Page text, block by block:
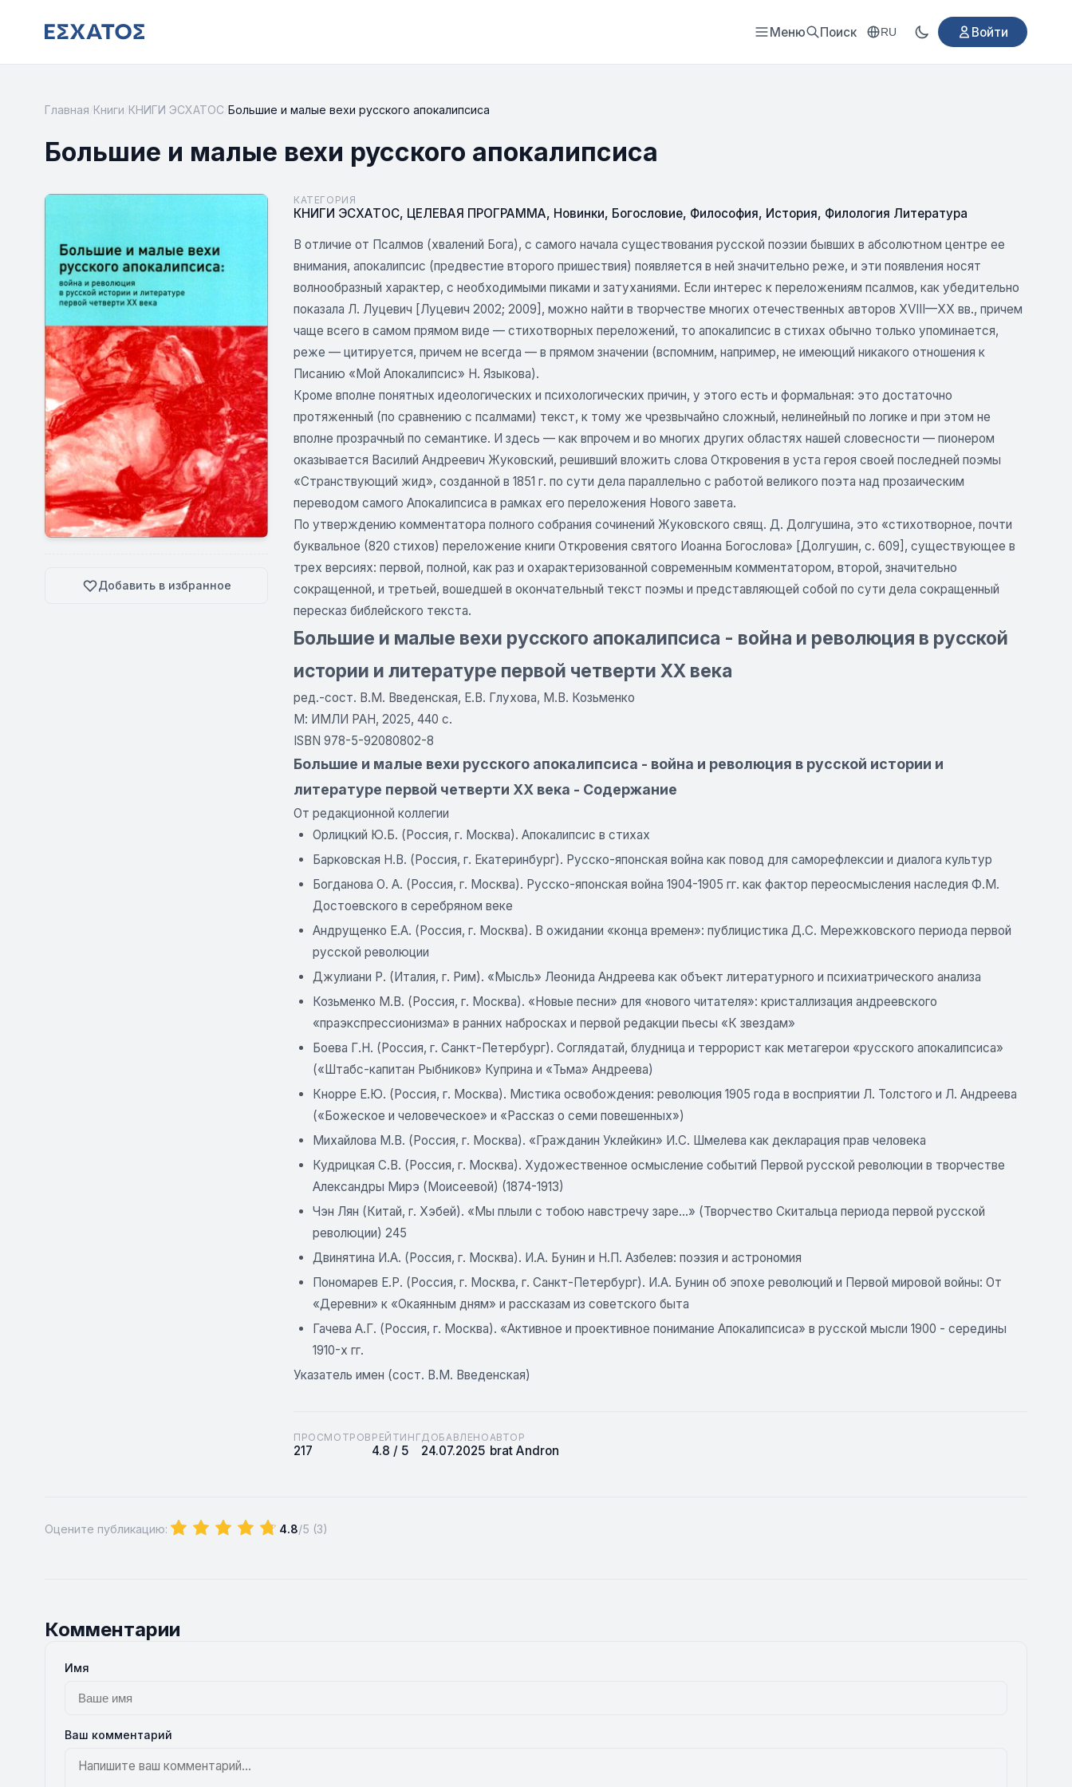
Меню Поиск RU Войти
Главная Книги КНИГИ ЭСХАТОС Большие и малые вехи русского апокалипсиса
Большие и малые вехи русского апокалипсиса
Добавить в избранное
КАТЕГОРИЯ
КНИГИ ЭСХАТОС, ЦЕЛЕВАЯ ПРОГРАММА, Новинки, Богословие, Философия, История, Филология Литература
В отличие от Псалмов (хвалений Бога), с самого начала существования русской поэзии бывших в абсолютном центре ее
внимания, апокалипсис (предвестие второго пришествия) появляется в ней значительно реже, и эти появления носят
волнообразный характер, с необходимыми пиками и затуханиями. Если интерес к переложениям псалмов, как убедительно
показала Л. Луцевич [Луцевич 2002; 2009], можно найти в творчестве многих отечественных авторов XVIII—XX вв., причем
чаще всего в самом прямом виде — стихотворных переложений, то апокалипсис в стихах обычно только упоминается,
реже — цитируется, причем не всегда — в прямом значении (вспомним, например, не имеющий никакого отношения к
Писанию «Мой Апокалипсис» Н. Языкова).
Кроме вполне понятных идеологических и психологических причин, у этого есть и формальная: это достаточно
протяженный (по сравнению с псалмами) текст, к тому же чрезвычайно сложный, нелинейный по логике и при этом не
вполне прозрачный по семантике. И здесь — как впрочем и во многих других областях нашей словесности — пионером
оказывается Василий Андреевич Жуковский, решивший вложить слова Откровения в уста героя своей последней поэмы
«Странствующий жид», созданной в 1851 г. по сути дела параллельно с работой великого поэта над прозаическим
переводом самого Апокалипсиса в рамках его переложения Нового завета.
По утверждению комментатора полного собрания сочинений Жуковского свящ. Д. Долгушина, это «стихотворное, почти
буквальное (820 стихов) переложение книги Откровения святого Иоанна Богослова» [Долгушин, с. 609], существующее в
трех версиях: первой, полной, как раз и охарактеризованной современным комментатором, второй, значительно
сокращенной, и третьей, вошедшей в окончательный текст поэмы и представляющей собой по сути дела сокращенный
пересказ библейского текста.
Большие и малые вехи русского апокалипсиса - война и революция в русской
истории и литературе первой четверти XX века
ред.-сост. В.М. Введенская, Е.В. Глухова, М.В. Козьменко
Μ: ИМЛИ РАН, 2025, 440 с.
ISBN 978-5-92080802-8
Большие и малые вехи русского апокалипсиса - война и революция в русской истории и
литературе первой четверти XX века - Содержание
От редакционной коллегии
Орлицкий Ю.Б. (Россия, г. Москва). Апокалипсис в стихах
Барковская Н.В. (Россия, г. Екатеринбург). Русско-японская война как повод для саморефлексии и диалога культур
Богданова О. А. (Россия, г. Москва). Русско-японская война 1904-1905 гг. как фактор переосмысления наследия Ф.М.
Достоевского в серебряном веке
Андрущенко Е.А. (Россия, г. Москва). В ожидании «конца времен»: публицистика Д.С. Мережковского периода первой
русской революции
Джулиани Р. (Италия, г. Рим). «Мысль» Леонида Андреева как объект литературного и психиатрического анализа
Козьменко М.В. (Россия, г. Москва). «Новые песни» для «нового читателя»: кристаллизация андреевского
«праэкспрессионизма» в ранних набросках и первой редакции пьесы «К звездам»
Боева Г.Н. (Россия, г. Санкт-Петербург). Соглядатай, блудница и террорист как метагерои «русского апокалипсиса»
(«Штабс-капитан Рыбников» Куприна и «Тьма» Андреева)
Кнорре Е.Ю. (Россия, г. Москва). Мистика освобождения: революция 1905 года в восприятии Л. Толстого и Л. Андреева
(«Божеское и человеческое» и «Рассказ о семи повешенных»)
Михайлова М.В. (Россия, г. Москва). «Гражданин Уклейкин» И.С. Шмелева как декларация прав человека
Кудрицкая С.В. (Россия, г. Москва). Художественное осмысление событий Первой русской революции в творчестве
Александры Мирэ (Моисеевой) (1874-1913)
Чэн Лян (Китай, г. Хэбей). «Мы плыли с тобою навстречу заре...» (Творчество Скитальца периода первой русской
революции) 245
Двинятина И.А. (Россия, г. Москва). И.А. Бунин и Н.П. Азбелев: поэзия и астрономия
Пономарев Е.Р. (Россия, г. Москва, г. Санкт-Петербург). И.А. Бунин об эпохе революций и Первой мировой войны: От
«Деревни» к «Окаянным дням» и рассказам из советского быта
Гачева А.Г. (Россия, г. Москва). «Активное и проективное понимание Апокалипсиса» в русской мысли 1900 - середины
1910-х гг.
Указатель имен (сост. В.М. Введенская)
ПРОСМОТРОВ
217
РЕЙТИНГ
4.8 / 5
ДОБАВЛЕНО
24.07.2025
АВТОР
brat Andron
Оцените публикацию: 4.8/5 (3)
Комментарии
Имя
Ваш комментарий